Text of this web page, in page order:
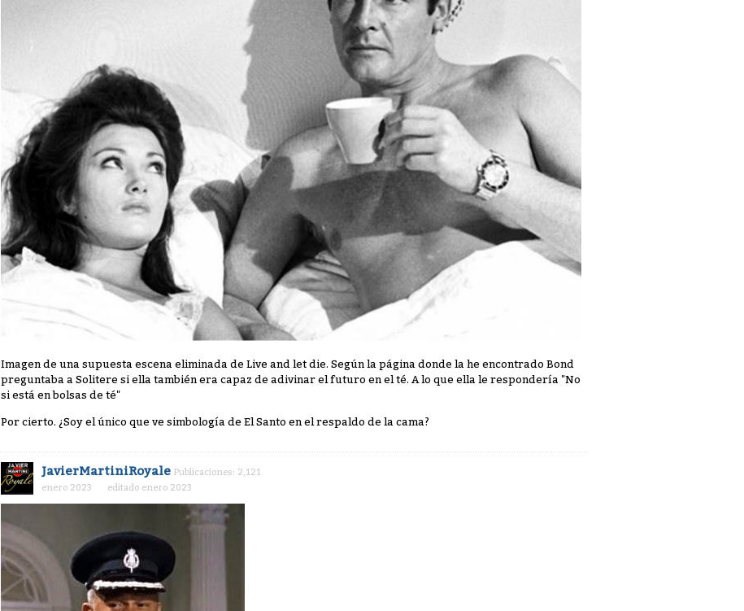
Imagen de una supuesta escena eliminada de Live and let die. Según la página donde la he encontrado Bond
preguntaba a Solitere si ella también era capaz de adivinar el futuro en el té. A lo que ella le respondería "No
si está en bolsas de té"
Por cierto. ¿Soy el único que ve simbología de El Santo en el respaldo de la cama?
JavierMartiniRoyale Publicaciones: 2,121
enero 2023
editado enero 2023